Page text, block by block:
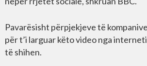
Pavarësisht përpjekjeve të
për t’i larguar këto video nga
të shihen.